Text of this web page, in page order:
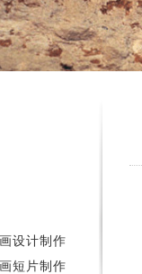
设计制作
短片制作